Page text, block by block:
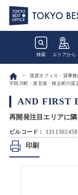
検索 エリアから
賃貸オフィス・貸事務
宇田川町・道玄坂・桜丘町の賃
AND FIRST
再開発注目エリアに
ビルコード： 1311302458
印刷